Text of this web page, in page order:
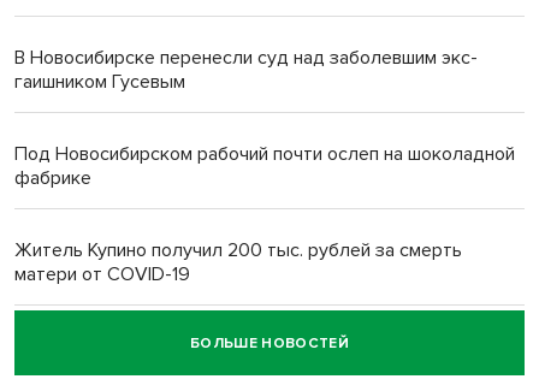
В Новосибирске перенесли суд над заболевшим экс-
гаишником Гусевым
Под Новосибирском рабочий почти ослеп на шоколадной
фабрике
Житель Купино получил 200 тыс. рублей за смерть
матери от COVID-19
Новосибирский суд наказал водителя за смерть
пенсионерки на вокзале
БОЛЬШЕ НОВОСТЕЙ